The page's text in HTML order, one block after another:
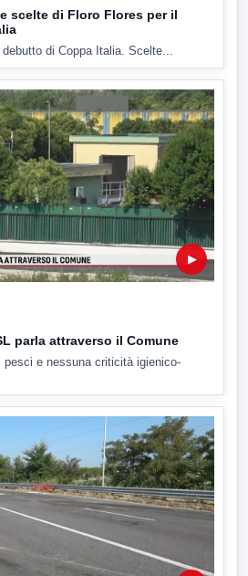
scelte di Floro Flores per il
debutto di Coppa Italia. Scelte...
▶
parla attraverso il Comune
pesci e nessuna criticità igienico-